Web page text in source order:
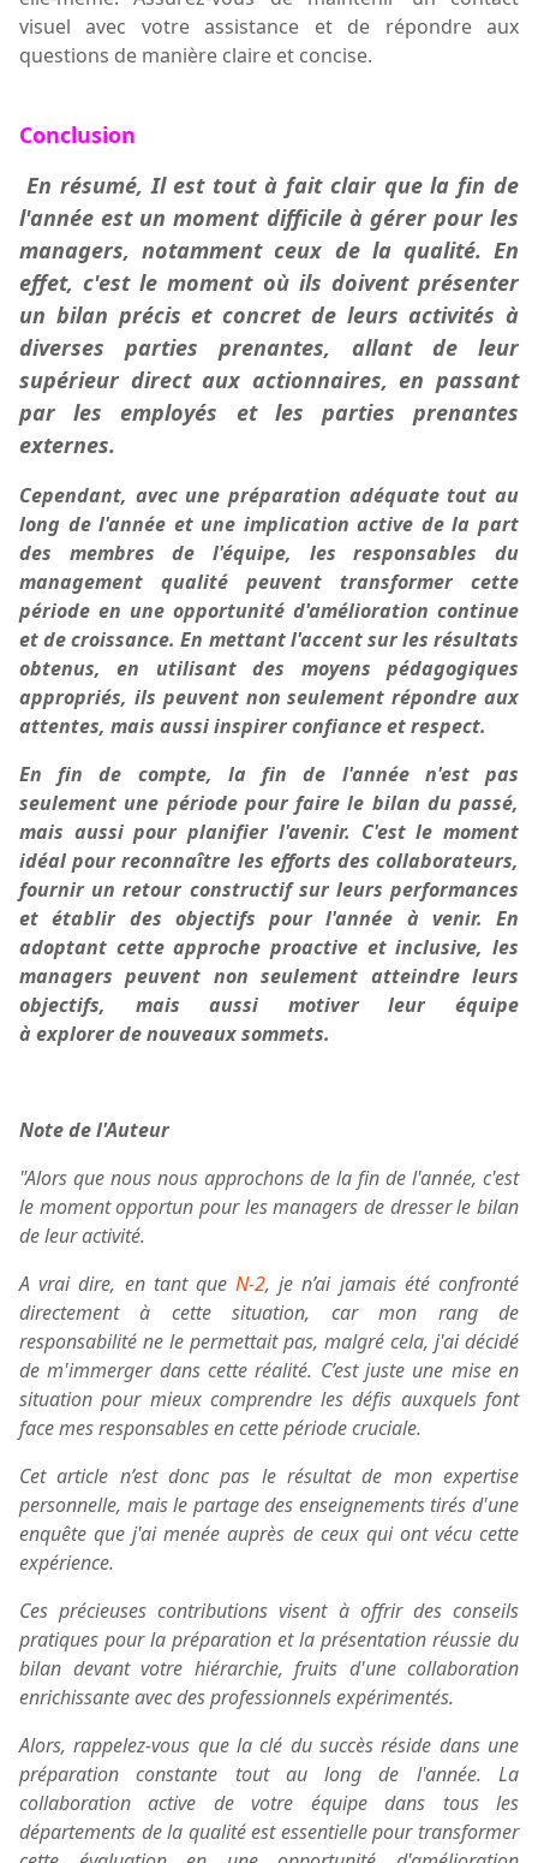
visuel avec votre assistance et de répondre aux
questions de manière claire et concise.
Conclusion
En résumé, Il est tout à fait clair que la fin de
l'année est un moment difficileà gérer pour les
managers, notamment ceux de la qualité. En
effet, c'est le moment où ils doivent présenter
un bilan précis et concret de leurs activités à
diverses parties prenantes, allant de leur
supérieur direct aux actionnaires, en passant
par les employés et les parties prenantes
externes.
Cependant, avec une préparation adéquate tout au
long de l'année et une implication active de la part
des membres de l'équipe, les responsables du
management qualité peuvent transformer cette
période en une opportunité d'amélioration continue
et de croissance. En mettant l'accent sur les résultats
obtenus, en utilisant des moyens pédagogiques
appropriés, ils peuvent non seulement répondre aux
attentes, mais aussi inspirer confiance et respect.
En fin de compte, la fin de l'année n'est pas
seulement une période pour faire le bilan du passé,
mais aussi pour planifier l'avenir. C'est le moment
idéal pour reconnaître les efforts des collaborateurs,
fournir un retour constructif sur leurs performances
et établir des objectifs pour l'année à venir. En
adoptant cette approche proactive et inclusive, les
managers peuvent non seulement atteindre leurs
objectifs, mais aussi motiver leur équipe
à explorerde nouveaux sommets.
Note de l'Auteur
"Alors que nous nous approchons de la fin de l'année, c'est
le moment opportun pour les managers de dresser le bilan
de leur activité.
A vrai dire, en tant queN-2, je n’ai jamais été confronté
directement à cette situation, car mon rang de
responsabilité ne le permettait pas, malgré cela, j'ai décidé
de m'immerger dans cette réalité. C’est juste une mise en
situation pour mieux comprendre les défis auxquels font
face mes responsables en cette période cruciale.
Cet article n’est donc pas le résultat de mon expertise
personnelle, mais le partage des enseignements tirés d'une
enquête que j'ai menée auprès de ceux qui ont vécu cette
expérience.
Ces précieuses contributions visent à offrir des conseils
pratiques pour la préparation et la présentation réussie du
bilan devant votre hiérarchie, fruits d'une collaboration
enrichissante avec des professionnels expérimentés.
Alors, rappelez-vous que la clé du succès réside dans une
préparation constante tout au long de l'année. La
collaboration active de votre équipe dans tous les
départements de la qualité est essentielle pour transformer